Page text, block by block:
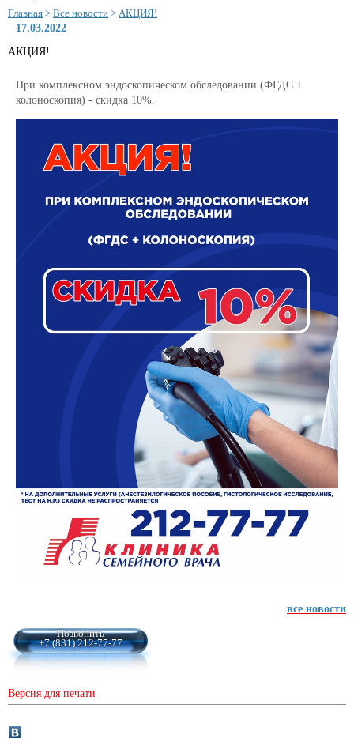
Главная > Все новости > АКЦИЯ!
17.03.2022
АКЦИЯ!
При комплексном эндоскопическом обследовании (ФГДС +
колоноскопия) - скидка 10%.
все новости
Позвонить
+7 (831) 212-77-77
Версия для печати